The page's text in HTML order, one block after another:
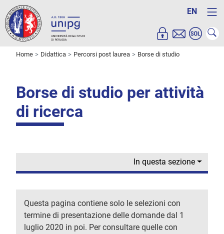
EN
Home Didattica Percorsi post laurea Borse di studio
Borse di studio per attività
di ricerca
In questa sezione
Questa pagina contiene solo le selezioni con
termine di presentazione delle domande dal 1
luglio 2020 in poi. Per consultare quelle con